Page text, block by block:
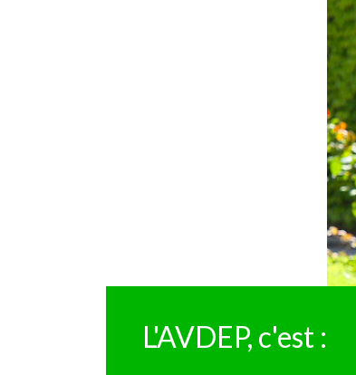
L'AVDEP, c'est :